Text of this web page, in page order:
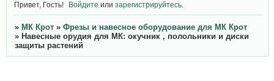
Привет, Гость! Войдите илизарегистрируйтесь
» МК Крот » Фрезы и навесное оборудование для МК Крот
» Навесные орудия для МК: окучник , полольники и диски
защиты растений